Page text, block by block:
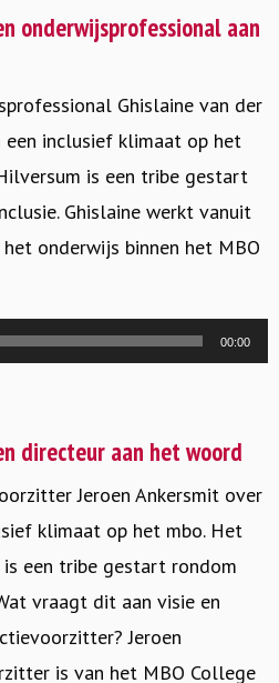
onderwijsprofessional aan
Ghislaine van der
inclusief klimaat op het
is een tribe gestart
Ghislaine werkt vanuit
onderwijs binnen het MBO
00:00
directeur aan het woord
Jeroen Ankersmit over
klimaat op het mbo. Het
een tribe gestart rondom
vraagt dit aan visie en
Jeroen
is van het MBO College